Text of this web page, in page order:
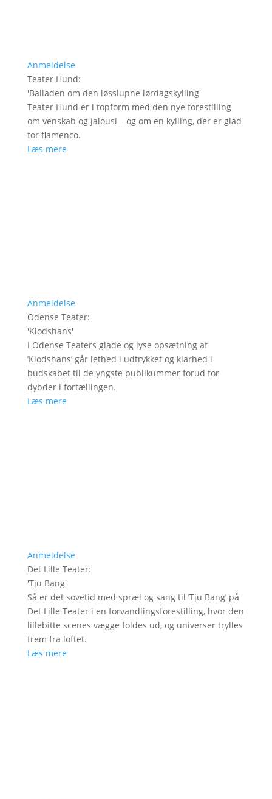
Anmeldelse
Teater Hund:
'Balladen om den løsslupne lørdagskylling'
Teater Hund er i topform med den nye forestilling
om venskab og jalousi – og om en kylling, der er glad
for flamenco.
Læs mere
Anmeldelse
Odense Teater:
'Klodshans'
I Odense Teaters glade og lyse opsætning af
’Klodshans’ går lethed i udtrykket og klarhed i
budskabet til de yngste publikummer forud for
dybder i fortællingen.
Læs mere
Anmeldelse
Det Lille Teater:
'Tju Bang'
Så er det sovetid med spræl og sang til ’Tju Bang’ på
Det Lille Teater i en forvandlingsforestilling, hvor den
lillebitte scenes vægge foldes ud, og universer trylles
frem fra loftet.
Læs mere